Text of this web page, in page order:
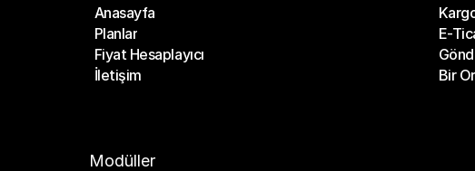
Anasayfa
Anasayfa
Planlar
Planlar
Fiyat Hesaplayıcı
Fiyat Hesaplayıcı
İletişim
E-
E-
Bir
Modüller